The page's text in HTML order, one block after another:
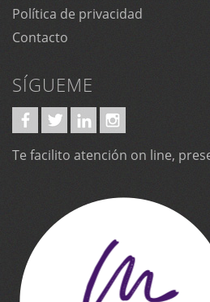
Política de privacidad
Contacto
SÍGUEME
Te facilito atención on line,